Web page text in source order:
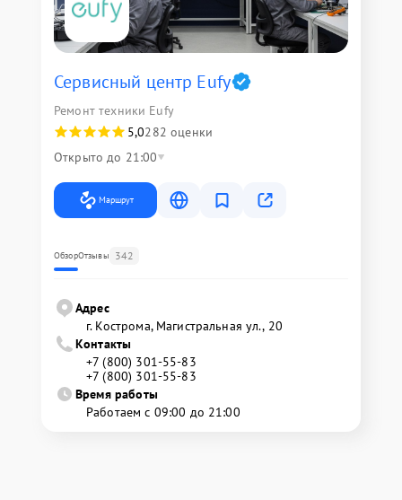
Сервисный центр Eufy
Ремонт техники Eufy
5,0282 оценки
Открыто до 21:00
Маршрут
ОбзорОтзывы 342
Адрес
г. Кострома, Магистральная ул., 20
Контакты
+7 (800) 301-55-83
+7 (800) 301-55-83
Время работы
Работаем с 09:00 до 21:00